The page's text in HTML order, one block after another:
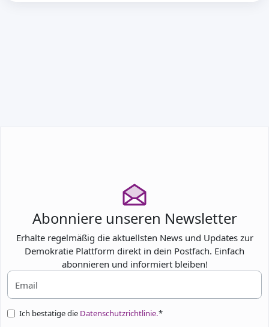
Abonniere unseren Newsletter
Erhalte regelmäßig die aktuellsten News und Updates zur
Demokratie Plattform direkt in dein Postfach. Einfach
abonnieren und informiert bleiben!
Ich bestätige die Datenschutzrichtlinie.*